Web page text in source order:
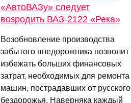
«АвтоВАЗу» следует
возродить ВАЗ-2122 «Река»
Возобновление производства
забытого внедорожника позволит
избежать больших финансовых
затрат, необходимых для ремонта
машин, пострадавших от русского
бездорожья. Наверняка каждый